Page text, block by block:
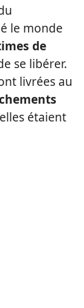
le monde
de
se libérer.
livrées au
étaient